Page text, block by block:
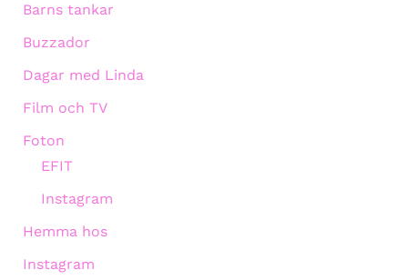
Barns tankar
Buzzador
Dagar med Linda
Film och TV
Foton
EFIT
Instagram
Hemma hos
Instagram